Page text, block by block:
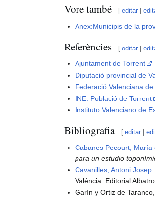
Vore també [ editar |
Anex:Municipis de la
Referències [ editar |
Ajuntament de Torrent
Diputació provincial de
Federació Valenciana
INE. Població de Torrent
Instituto Valenciano de
Bibliografia [ editar |
Cabanes Pecourt, María
para un estudio
Cavanilles, Antoni Josep
Valéncia: Editorial
Garín y Ortiz de